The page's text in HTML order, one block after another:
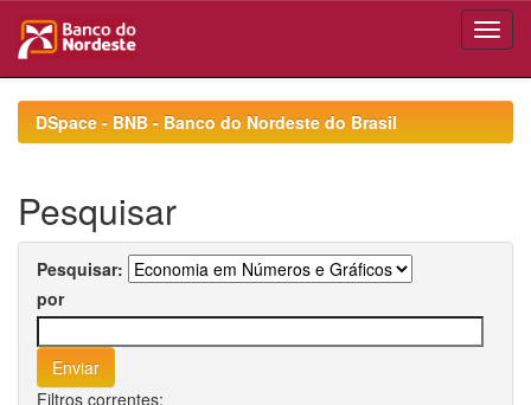
navigationDSpace - BNB - Banco do Nordeste do Brasil
Pesquisar
Pesquisar:
por
Filtros correntes: